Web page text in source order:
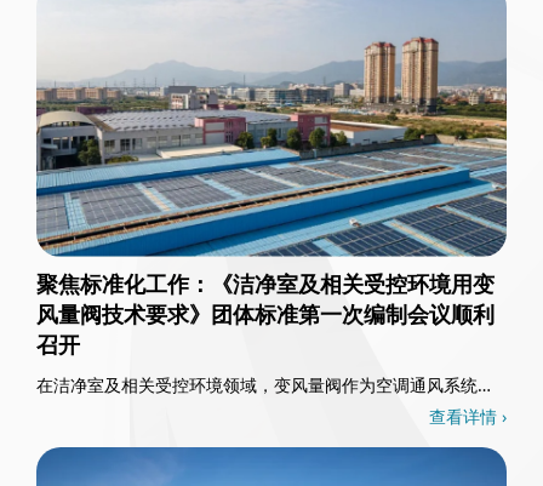
聚焦标准化工作：《洁净室及相关受控环境用变
风量阀技术要求》团体标准第一次编制会议顺利
召开
在洁净室及相关受控环境领域，变风量阀作为空调通风系统的
核心控制部件，其重要性不言而喻。3月26日，一……查看详情 ›